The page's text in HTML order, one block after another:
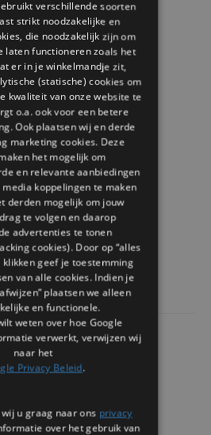
jou?
niet
en
en
als
Klik
ENGLISH
verschillende soorten
strikt noodzakelijke en
die noodzakelijk zijn om
laten functioneren zoals het
er in je winkelmandje zit,
(statische) cookies om
kwaliteit van onze website te
o.a. ook voor een betere
Ook plaatsen wij en derde
marketing cookies. Deze
het mogelijk om
en relevante aanbiedingen
koppelingen te maken
derden mogelijk om jouw
te volgen en daarop
advertenties te tonen
cookies). Door op “alles
klikken geef je toestemming
van alle cookies. Indien je
plaatsen we alleen
en functionele.
weten over hoe Google
verwerkt, verwijzen wij
naar het
Privacy Beleid.
u graag naar ons privacy
over het gebruik van